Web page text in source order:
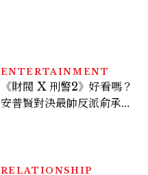
ENTERTAINMENT
《財閥 X 刑警2》好看嗎？
安普賢對決最帥反派俞承
多大？
RELATIONSHIP